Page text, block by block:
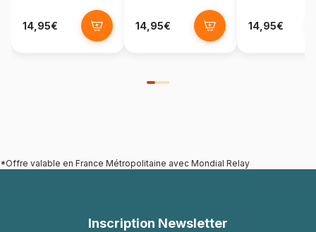
14,95€ 14,95€ 14,95€
*Offre valable en France Métropolitaine avec Mondial Relay
Inscription Newsletter